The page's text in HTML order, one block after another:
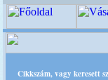
Cikkszám, vagy keresett
,